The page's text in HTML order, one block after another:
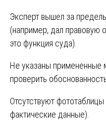
Эксперт вышел за
(например, дал правовую
это функция суда).
Не указаны примененные
проверить
Отсутствуют
фактические данные).